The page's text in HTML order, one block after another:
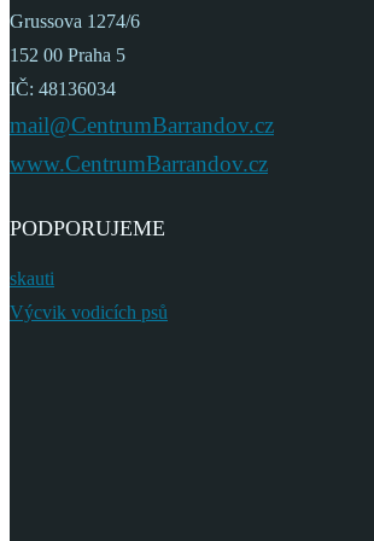
Grussova 1274/6
152 00 Praha 5
IČ: 48136034
mail@CentrumBarrandov.cz
www.CentrumBarrandov.cz
PODPORUJEME
skauti
Výcvik vodicích psů